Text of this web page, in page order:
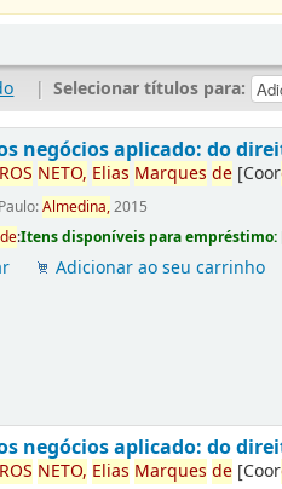
| Selecionar títulos para:
negócios aplicado: do
NETO, Elias Marques de [Coor
Almedina,2015
de:Itens disponíveis para empréstimo:
Adicionar ao seu carrinho
negócios aplicado: do
NETO, Elias Marques de [Coor